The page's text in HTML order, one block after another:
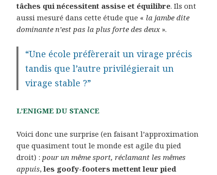
tâches qui nécessitent assise et équilibre. Ils ont
aussi mesuré dans cette étude que « la jambe dite
dominante n’est pas la plus forte des deux ».
“Une école préfèrerait un virage précis
tandis que l’autre privilégierait un
virage stable ?”
L’ENIGME DU STANCE
Voici donc une surprise (en faisant l’approximation
que quasiment tout le monde est agile du pied
droit) :pour un même sport, réclamant les mêmes
appuis,les goofy-footers mettent leur pied